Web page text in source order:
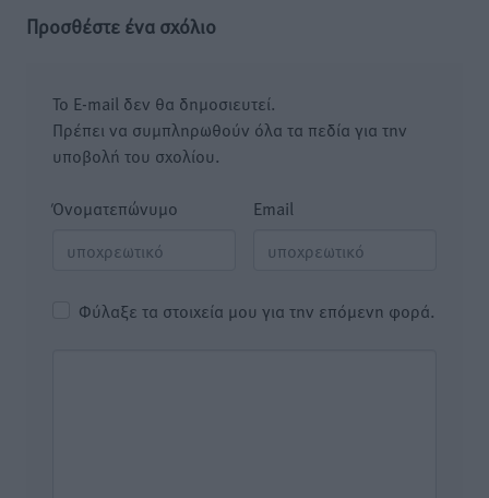
Προσθέστε ένα σχόλιο
Το E-mail δεν θα δημοσιευτεί.
Πρέπει να συμπληρωθούν όλα τα πεδία για την
υποβολή του σχολίου.
Όνοματεπώνυμο Email
Φύλαξε τα στοιχεία μου για την επόμενη φορά.